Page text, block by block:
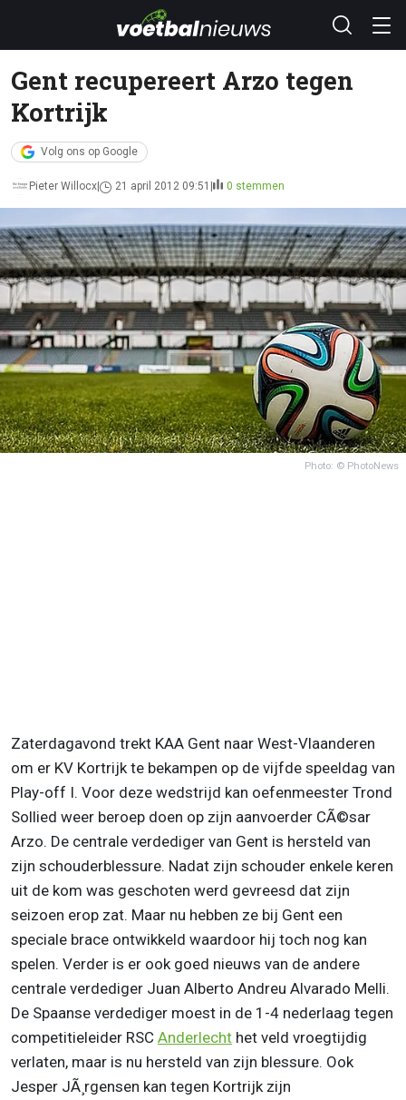
Gent recupereert Arzo tegen
Kortrijk
Volg ons op Google
Pieter Willocx 21 april 2012 09:51 0 stemmen
Photo: © PhotoNews
Zaterdagavond trekt KAA Gent naar West-Vlaanderen
om er KV Kortrijk te bekampen op de vijfde speeldag van
Play-off I. Voor deze wedstrijd kan oefenmeester Trond
Sollied weer beroep doen op zijn aanvoerder CÃ©sar
Arzo. De centrale verdediger van Gent is hersteld van
zijn schouderblessure. Nadat zijn schouder enkele keren
uit de kom was geschoten werd gevreesd dat zijn
seizoen erop zat. Maar nu hebben ze bij Gent een
speciale brace ontwikkeld waardoor hij toch nog kan
spelen. Verder is er ook goed nieuws van de andere
centrale verdediger Juan Alberto Andreu Alvarado Melli.
De Spaanse verdediger moest in de 1-4 nederlaag tegen
competitieleider RSC Anderlecht het veld vroegtijdig
verlaten, maar is nu hersteld van zijn blessure. Ook
Jesper JÃ¸rgensen kan tegen Kortrijk zijn